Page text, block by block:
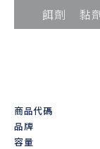
餌劑
黏
商品代碼
品牌
容量